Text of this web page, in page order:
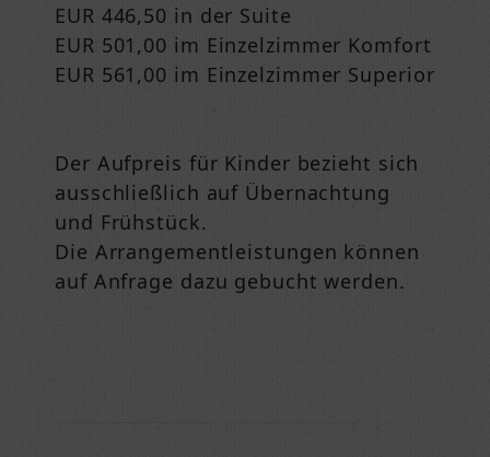
EUR 446,50 in der Suite
EUR 501,00 im Einzelzimmer Komfort
EUR 561,00 im Einzelzimmer Superior
Der Aufpreis für Kinder bezieht sich
ausschließlich auf Übernachtung
und Frühstück.
Die Arrangementleistungen können
auf Anfrage dazu gebucht werden.